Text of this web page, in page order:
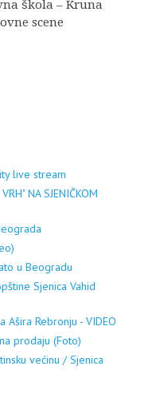
škola – Kruna
scene
live stream
NA SJENIČKOM
u Beogradu
Sjenica Vahid
Ašira Rebronju - VIDEO
prodaju (Foto)
većinu / Sjenica